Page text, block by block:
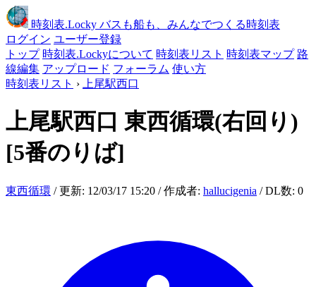
時刻表.Locky バスも船も、みんなでつくる時刻表
ログイン ユーザー登録
トップ 時刻表.Lockyについて 時刻表リスト 時刻表マップ 路
線編集 アップロード フォーラム 使い方
時刻表リスト › 上尾駅西口
上尾駅西口 東西循環(右回り)
[5番のりば]
東西循環 / 更新: 12/03/17 15:20 / 作成者: hallucigenia / DL数: 0